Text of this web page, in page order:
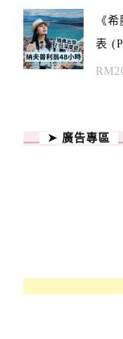
《
表
RM
➤ 廣告專區